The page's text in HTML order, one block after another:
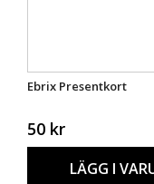
Ebrix Presentkort
50 kr
LÄGG I